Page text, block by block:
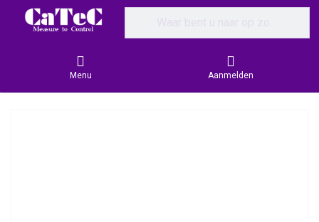
Menu Aanmelden